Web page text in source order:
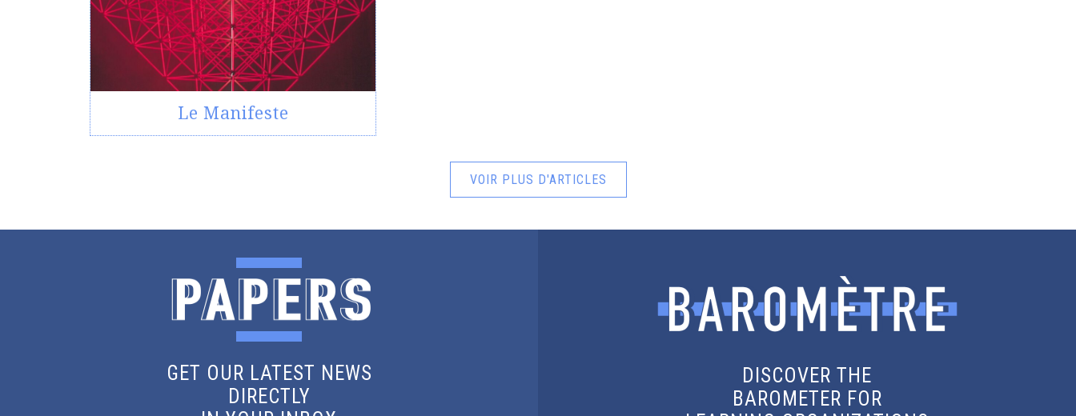
Le Manifeste
VOIR PLUS D'ARTICLES
GET OUR LATEST NEWS
DIRECTLY
DISCOVER THE
BAROMETER FOR